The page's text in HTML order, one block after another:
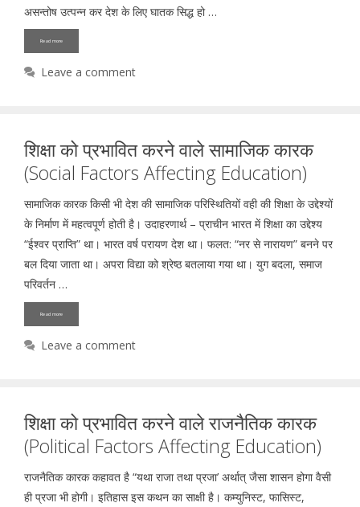
असन्तोष उत्पन्न कर देश के लिए घातक सिद्ध हो …
Read more
Leave a comment
शिक्षा को प्रभावित करने वाले सामाजिक कारक
(Social Factors Affecting Education)
सामाजिक कारक किसी भी देश की सामाजिक परिस्थितियों वही की शिक्षा के उद्देश्यों
के निर्माण में महत्वपूर्ण होती है। उदाहरणार्थ – प्राचीन भारत में शिक्षा का उद्देश्य
“ईश्वर प्राप्ति” था। भारत वर्ष परायण देश था। फलत: “नर से नारायण” बनने पर
बल दिया जाता था। अपरा विद्या को श्रेष्ठ बतलाया गया था। युग बदला, समाज
परिवर्तन …
Read more
Leave a comment
शिक्षा को प्रभावित करने वाले राजनैतिक कारक
(Political Factors Affecting Education)
राजनैतिक कारक कहावत है “यथा राजा तथा प्रजा’ अर्थात् जैसा शासन होगा वैसी
ही प्रजा भी होगी। इतिहास इस कथन का साक्षी है। कम्युनिस्ट, फासिस्ट,